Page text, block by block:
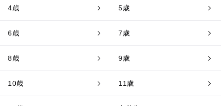
4歳 5歳
6歳 7歳
8歳 9歳
10歳 11歳